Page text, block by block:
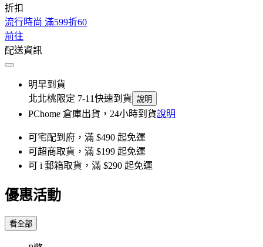
折扣
流行時尚 滿599折60
前往
配送資訊
明早到貨
北北桃限定 7-11快速到貨 說明
PChome 倉庫出貨，24小時到貨說明
可宅配到府，滿 $490 起免運
可超商取貨，滿 $199 起免運
可 i 郵箱取貨，滿 $290 起免運
優惠活動
看全部